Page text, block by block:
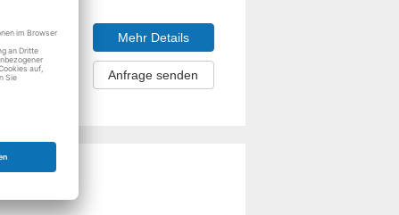
Mehr Details
Anfrage senden